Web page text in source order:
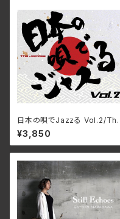
日本の唄でJazzる Vol.2/The
Jazzles VGDBRZ-0079
¥3,850